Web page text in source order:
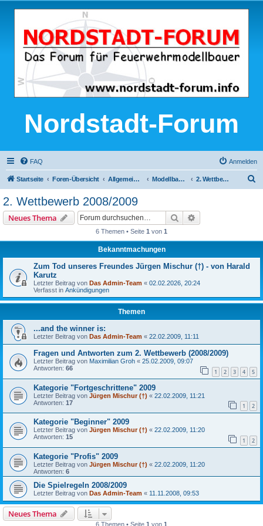
Nordstadt-Forum
FAQ Anmelden
Startseite Foren-Übersicht Allgemeine Modellbau-Themen Modellbauwettbewerb im Nordstadt-Forum 2. Wettbewerb 2008/2009
2. Wettbewerb 2008/2009
Neues Thema Suche
6 Themen • Seite 1 von 1
Bekanntmachungen
Zum Tod unseres Freundes Jürgen Mischur (†) - von Harald
Karutz
Letzter Beitrag von Das Admin-Team « 02.02.2026, 20:24
Verfasst in Ankündigungen
Themen
...and the winner is:
Letzter Beitrag von Das Admin-Team « 22.02.2009, 11:11
Fragen und Antworten zum 2. Wettbewerb (2008/2009)
Letzter Beitrag von Maximilian Groh « 25.02.2009, 09:07
Antworten: 66 1 2 3 4 5
Kategorie "Fortgeschrittene" 2009
Letzter Beitrag von Jürgen Mischur (†) « 22.02.2009, 11:21
Antworten: 17 1 2
Kategorie "Beginner" 2009
Letzter Beitrag von Jürgen Mischur (†) « 22.02.2009, 11:20
Antworten: 15 1 2
Kategorie "Profis" 2009
Letzter Beitrag von Jürgen Mischur (†) « 22.02.2009, 11:20
Antworten: 6
Die Spielregeln 2008/2009
Letzter Beitrag von Das Admin-Team « 11.11.2008, 09:53
Neues Thema
6 Themen • Seite 1 von 1